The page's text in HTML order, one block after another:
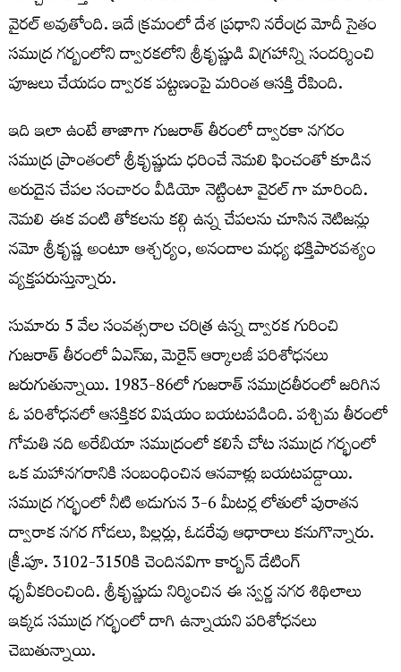
వైరల్ అవుతోంది. ఇదే క్రమంలో దేశ ప్రధాని నరేంద్ర మోదీ సైతం
సముద్ర గర్బంలోని ద్వారకలోని శ్రీకృష్ణుడి విగ్రహాన్ని సందర్శించి
పూజలు చేయడం ద్వారక పట్టణంపై మరింత ఆసక్తి రేపింది.
ఇది ఇలా ఉంటే తాజాగా గుజరాత్ తీరంలో ద్వారకా నగరం
సముద్ర ప్రాంతంలో శ్రీకృష్ణుడు ధరించే నెమలి ఫించంతో కూడిన
అరుదైన చేపల సంచారం వీడియో నెట్టింటా వైరల్ గా మారింది.
నెమలి ఈక వంటి తోకలను కల్గి ఉన్న చేపలను చూసిన నెటిజన్లు
నమో శ్రీకృష్ణ అంటూ ఆశ్చర్యం, అనందాల మధ్య భక్తిపారవశ్యం
వ్యక్తపరుస్తున్నారు.
సుమారు 5 వేల సంవత్సరాల చరిత్ర ఉన్న ద్వారక గురించి
గుజరాత్‌ తీరంలో ఏఎస్‌ఐ, మెరైన్‌ ఆర్కాలజీ పరిశోధనలు
జరుగుతున్నాయి. 1983-86లో గుజరాత్ సముద్రతీరంలో జరిగిన
ఓ పరిశోధనలో ఆసక్తికర విషయం బయటపడింది. పశ్చిమ తీరంలో
గోమతి నది అరేబియా సముద్రంలో కలిసే చోట సముద్ర గర్భంలో
ఒక మహానగరానికి సంబంధించిన ఆనవాళ్లు బయటపడ్డాయి.
సముద్ర గర్భంలో నీటి అడుగున 3-6 మీటర్ల లోతులో పురాతన
ద్వారాక నగర గోడలు, పిల్లర్లు, ఓడరేవు ఆధారాలు కనుగొన్నారు.
క్రీ.పూ. 3102-3150కి చెందినవిగా కార్బన్‌ డేటింగ్‌
ధృవీకరించింది. శ్రీకృష్ణుడు నిర్మించిన ఈ స్వర్ణ నగర శిథిలాలు
ఇక్కడ సముద్ర గర్భంలో దాగి ఉన్నాయని పరిశోధనలు
చెబుతున్నాయి.